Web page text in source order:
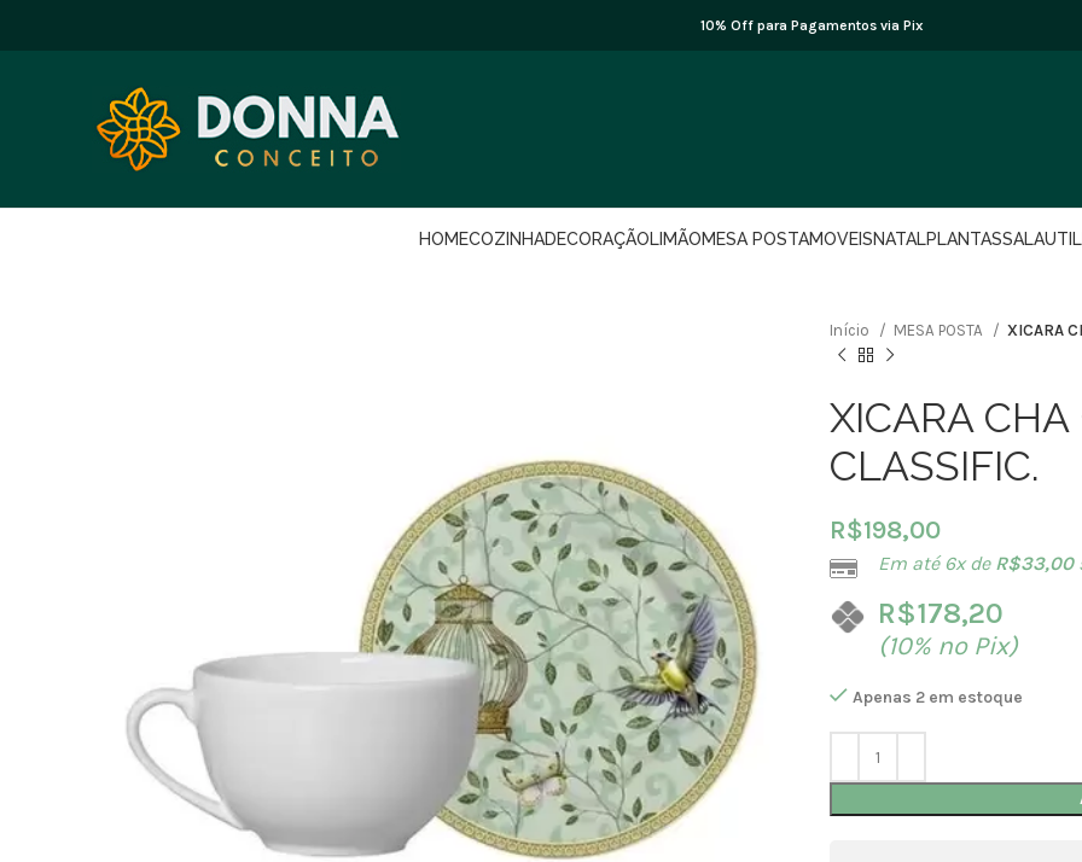
10% Off para Pagamentos via Pix
HOMECOZINHADECORAÇÃOLIMÃOMESA POSTAMOVEISNATALPLANTASSALA
Início MESA POSTA XICARA
XICARA CHA
CLASSIFIC.
R$198,00
Em até 6x de R$33,00
R$178,20
(10% no Pix)
Apenas 2 em estoque